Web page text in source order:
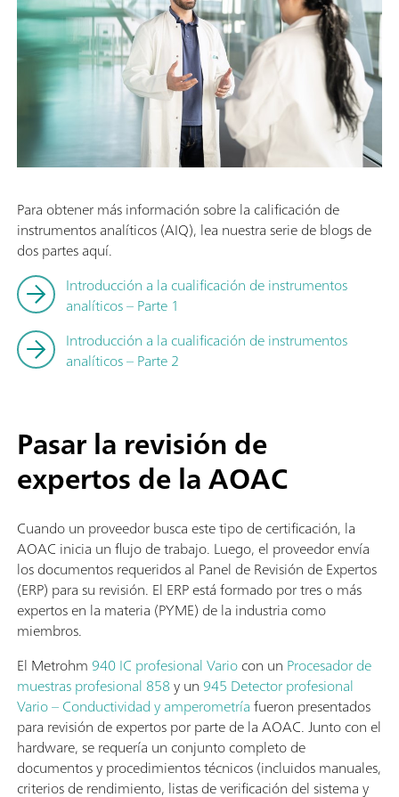
Para obtener más información sobre la calificación de
instrumentos analíticos (AIQ), lea nuestra serie de blogs de
dos partes aquí.
Introducción a la cualificación de instrumentos
analíticos – Parte 1
Introducción a la cualificación de instrumentos
analíticos – Parte 2
Pasar la revisión de
expertos de la AOAC
Cuando un proveedor busca este tipo de certificación, la
AOAC inicia un flujo de trabajo. Luego, el proveedor envía
los documentos requeridos al Panel de Revisión de Expertos
(ERP) para su revisión. El ERP está formado por tres o más
expertos en la materia (PYME) de la industria como
miembros.
El Metrohm 940 IC profesional Variocon un Procesador de
muestras profesional 858y un 945 Detector profesional
Vario – Conductividad y amperometríafueron presentados
para revisión de expertos por parte de la AOAC. Junto con el
hardware, se requería un conjunto completo de
documentos y procedimientos técnicos (incluidos manuales,
criterios de rendimiento, listas de verificación del sistema y